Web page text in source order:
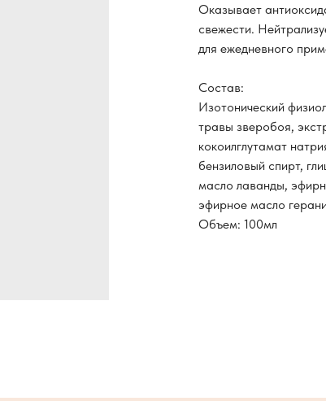
Оказывает
свежести.
для ежедневного
Состав:
Изотонический
травы зверобоя,
кокоилглутамат
бензиловый спирт,
масло лаванды,
эфирное масло
Объем: 100мл